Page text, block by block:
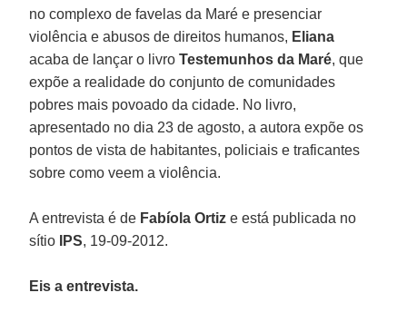
no complexo de favelas da Maré e presenciar
violência e abusos de direitos humanos, Eliana
acaba de lançar o livroTestemunhos da Maré, que
expõe a realidade do conjunto de comunidades
pobres mais povoado da cidade. No livro,
apresentado no dia 23 de agosto, a autora expõe os
pontos de vista de habitantes, policiais e traficantes
sobre como veem a violência.
A entrevista é de Fabíola Ortize está publicada no
sítio
IPS, 19-09-2012.
Eis a entrevista.